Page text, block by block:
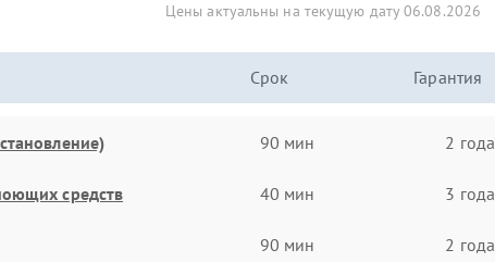
Цены актуальны на текущую дату 06.08.2026
Срок Гарантия
90 мин 2 года
средств 40 мин 3 года
90 мин 2 года